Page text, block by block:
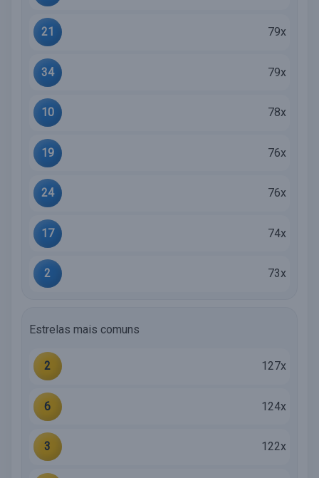
21 79x
34 79x
10 78x
19 76x
24 76x
17 74x
2 73x
Estrelas mais comuns
2 127x
6 124x
3 122x